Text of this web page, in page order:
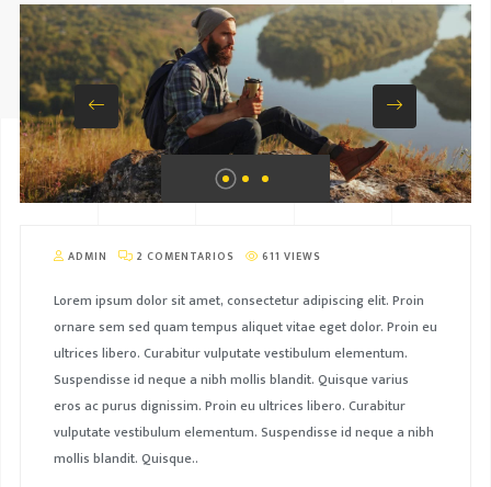
ADMIN 2 COMENTARIOS 611 VIEWS
Lorem ipsum dolor sit amet, consectetur adipiscing elit. Proin
ornare sem sed quam tempus aliquet vitae eget dolor. Proin eu
ultrices libero. Curabitur vulputate vestibulum elementum.
Suspendisse id neque a nibh mollis blandit. Quisque varius
eros ac purus dignissim. Proin eu ultrices libero. Curabitur
vulputate vestibulum elementum. Suspendisse id neque a nibh
mollis blandit. Quisque..